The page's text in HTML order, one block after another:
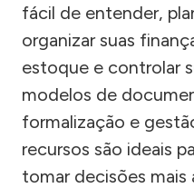
fácil de entender,
organizar suas
estoque e controlar
modelos de
formalização e
recursos são ideais
tomar decisões mais